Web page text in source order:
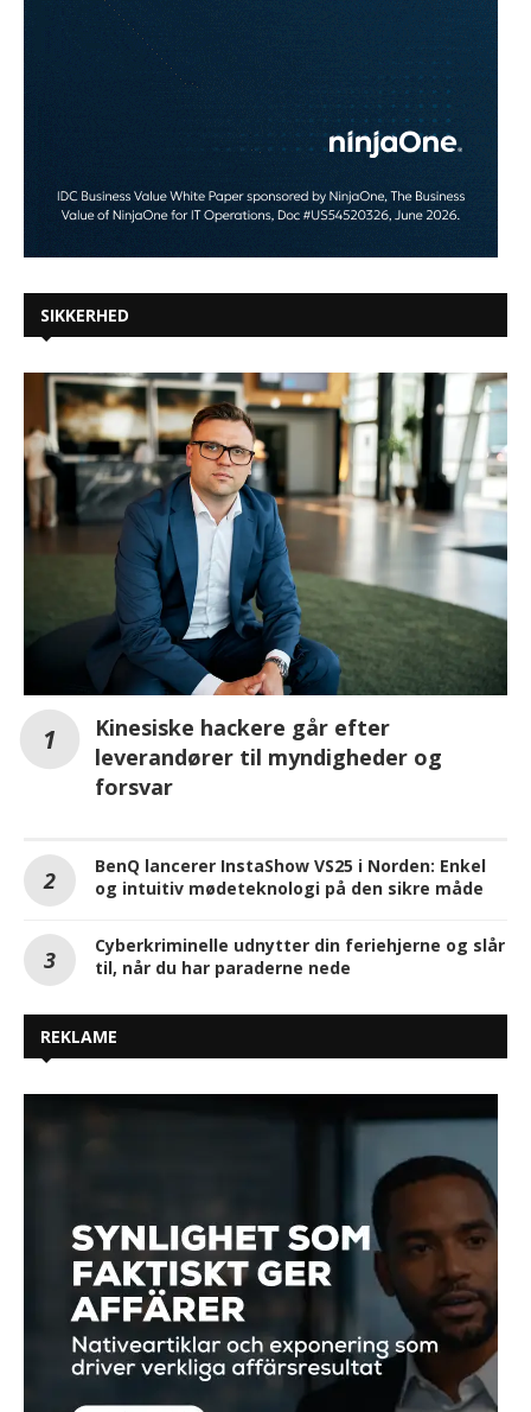
SIKKERHED
Kinesiske hackere går efter
leverandører til myndigheder og
forsvar
BenQ lancerer InstaShow VS25 i Norden: Enkel
og intuitiv mødeteknologi på den sikre måde
Cyberkriminelle udnytter din feriehjerne og slår
til, når du har paraderne nede
REKLAME